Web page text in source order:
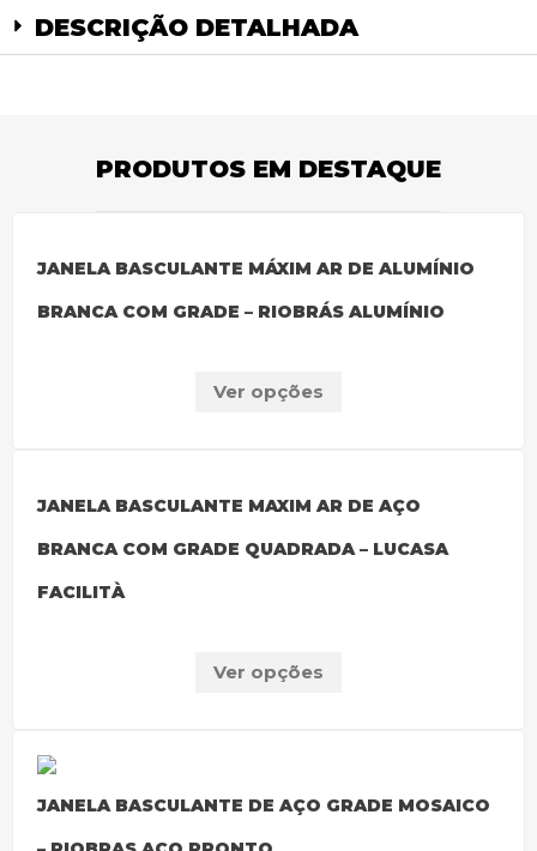
DESCRIÇÃO DETALHADA
PRODUTOS EM DESTAQUE
JANELA BASCULANTE MÁXIM AR DE ALUMÍNIO
BRANCA COM GRADE – RIOBRÁS ALUMÍNIO
Ver opções
JANELA BASCULANTE MAXIM AR DE AÇO
BRANCA COM GRADE QUADRADA – LUCASA
FACILITÀ
Ver opções
JANELA BASCULANTE DE AÇO GRADE MOSAICO